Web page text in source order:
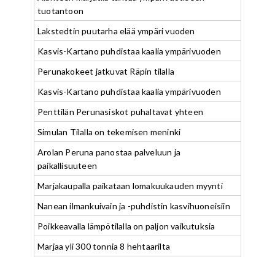
tuotantoon
Lakstedtin puutarha elää ympäri vuoden
Kasvis-Kartano puhdistaa kaalia ympärivuoden
Perunakokeet jatkuvat Räpin tilalla
Kasvis-Kartano puhdistaa kaalia ympärivuoden
Penttilän Perunasiskot puhaltavat yhteen
Simulan Tilalla on tekemisen meninki
Arolan Peruna panostaa palveluun ja
paikallisuuteen
Marjakaupalla paikataan lomakuukauden myynti
Nanean ilmankuivain ja -puhdistin kasvihuoneisiin
Poikkeavalla lämpötilalla on paljon vaikutuksia
Marjaa yli 300 tonnia 8 hehtaarilta